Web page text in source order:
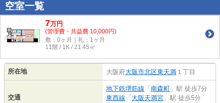
空室一覧
7万円
(管理費・共益費 10,000円)
敷：0ヶ月｜礼：1ヶ月
11階 / 1K / 21.45㎡
所在地 大阪府大阪市北区東天満 １丁目
交通
地下鉄堺筋線 「 南森町 」駅 徒歩7分
東西線 「 大阪天満宮 」駅 徒歩5分